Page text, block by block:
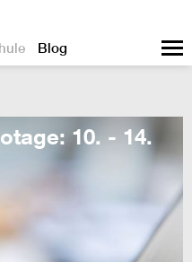
Blog
10. - 14.